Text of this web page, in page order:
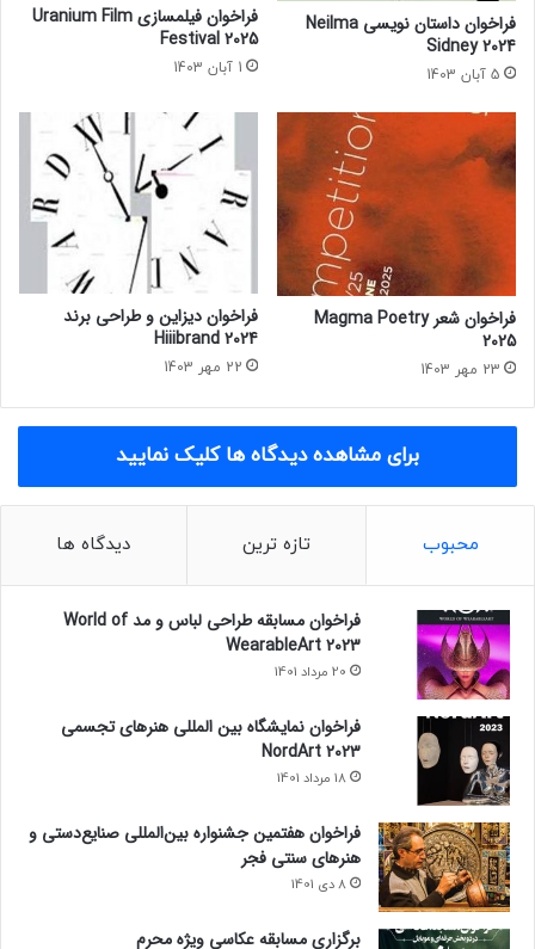
t
r
e
d
2
0
فراخوان داستان نویسی Neilma
Sidney 2024
5 آبان 1403
فراخوان فیلمسازی Uranium Film
Festival 2025
1 آبان 1403
فراخوان شعر Magma Poetry
2025
23 مهر 1403
فراخوان دیزاین و طراحی برند
Hiiibrand 2024
22 مهر 1403
برای مشاهده دیدگاه ها کلیک نمایید
محبوب تازه ترین دیدگاه ها
فراخوان مسابقه طراحی لباس و مد World of
WearableArt 2023
20 مرداد 1401
فراخوان نمایشگاه بین المللی هنرهای تجسمی
NordArt 2023
18 مرداد 1401
فراخوان هفتمین جشنواره بین‌المللی صنایع‌دستی و
هنرهای سنتی فجر
8 دی 1401
برگزاری مسابقه عکاسی ویژه محرم